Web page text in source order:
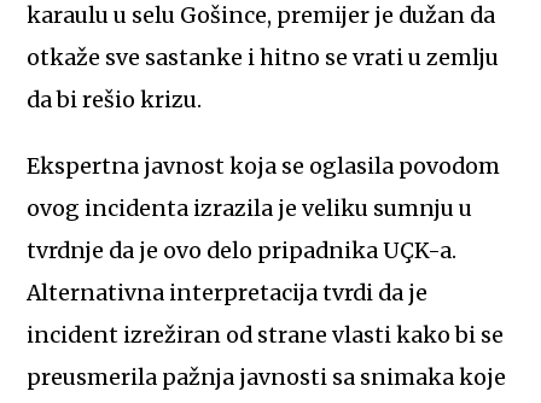
karaulu u selu Gošince, premijer je dužan da
otkaže sve sastanke i hitno se vrati u zemlju
da bi rešio krizu.
Ekspertna javnost koja se oglasila povodom
ovog incidenta izrazila je veliku sumnju u
tvrdnje da je ovo delo pripadnika UÇK-a.
Alternativna interpretacija tvrdi da je
incident izrežiran od strane vlasti kako bi se
preusmerila pažnja javnosti sa snimaka koje